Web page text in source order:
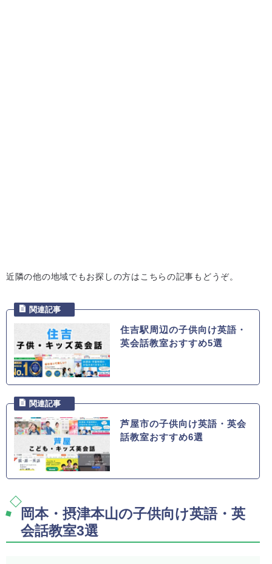
近隣の他の地域でもお探しの方はこちらの記事もどうぞ。
住吉駅周辺の子供向け英語・
英会話教室おすすめ5選
芦屋市の子供向け英語・英会
話教室おすすめ6選
岡本・摂津本山の子供向け英語・英
会話教室3選